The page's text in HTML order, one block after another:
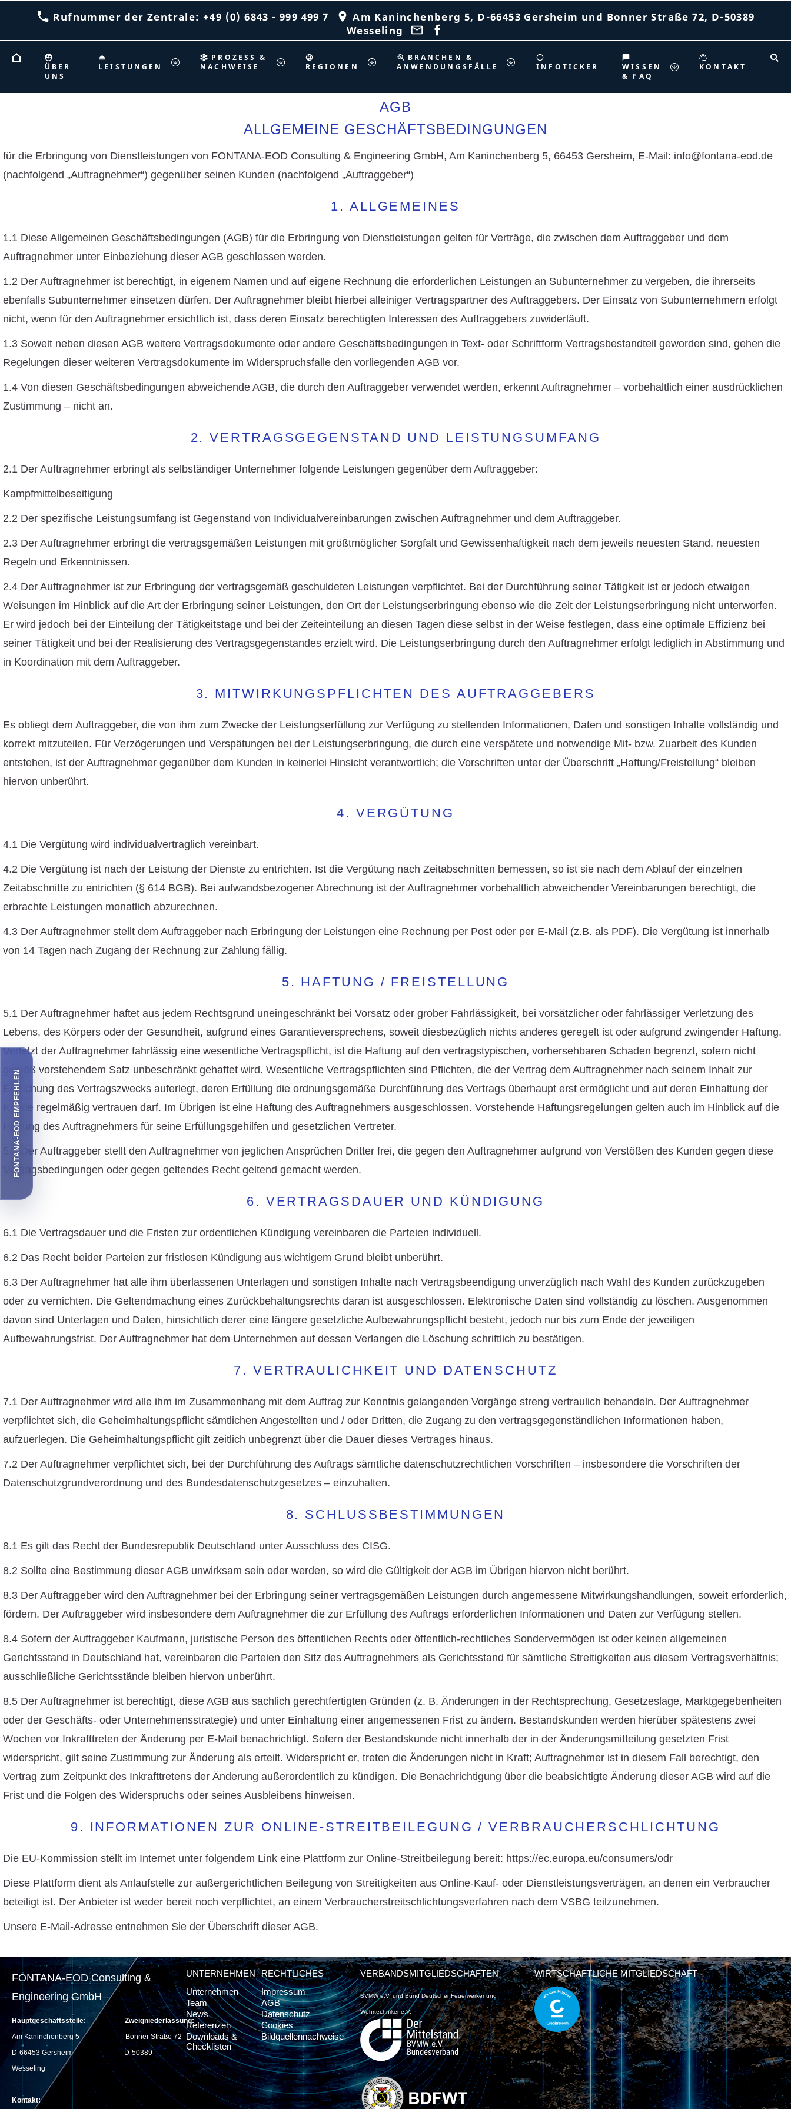
FONTANA-EOD EMPFEHLEN
Rufnummer der Zentrale: +49 (0) 6843 - 999 499 7
Am Kaninchenberg 5, D-66453 Gersheim und Bonner Straße 72, D-50389
Wesseling
ÜBER
UNS
LEISTUNGEN
PROZESS &
NACHWEISE
REGIONEN
BRANCHEN &
ANWENDUNGSFÄLLE
INFOTICKER
WISSEN
& FAQ
KONTAKT
AGB
ALLGEMEINE GESCHÄFTSBEDINGUNGEN
für die Erbringung von Dienstleistungen von FONTANA-EOD Consulting & Engineering GmbH, Am Kaninchenberg 5, 66453 Gersheim, E-Mail: info@fontana-eod.de
(nachfolgend „Auftragnehmer“) gegenüber seinen Kunden (nachfolgend „Auftraggeber“)
1. ALLGEMEINES
1.1 Diese Allgemeinen Geschäftsbedingungen (AGB) für die Erbringung von Dienstleistungen gelten für Verträge, die zwischen dem Auftraggeber und dem
Auftragnehmer unter Einbeziehung dieser AGB geschlossen werden.
1.2 Der Auftragnehmer ist berechtigt, in eigenem Namen und auf eigene Rechnung die erforderlichen Leistungen an Subunternehmer zu vergeben, die ihrerseits
ebenfalls Subunternehmer einsetzen dürfen. Der Auftragnehmer bleibt hierbei alleiniger Vertragspartner des Auftraggebers. Der Einsatz von Subunternehmern erfolgt
nicht, wenn für den Auftragnehmer ersichtlich ist, dass deren Einsatz berechtigten Interessen des Auftraggebers zuwiderläuft.
1.3 Soweit neben diesen AGB weitere Vertragsdokumente oder andere Geschäftsbedingungen in Text- oder Schriftform Vertragsbestandteil geworden sind, gehen die
Regelungen dieser weiteren Vertragsdokumente im Widerspruchsfalle den vorliegenden AGB vor.
1.4 Von diesen Geschäftsbedingungen abweichende AGB, die durch den Auftraggeber verwendet werden, erkennt Auftragnehmer – vorbehaltlich einer ausdrücklichen
Zustimmung – nicht an.
2. VERTRAGSGEGENSTAND UND LEISTUNGSUMFANG
2.1 Der Auftragnehmer erbringt als selbständiger Unternehmer folgende Leistungen gegenüber dem Auftraggeber:
Kampfmittelbeseitigung
2.2 Der spezifische Leistungsumfang ist Gegenstand von Individualvereinbarungen zwischen Auftragnehmer und dem Auftraggeber.
2.3 Der Auftragnehmer erbringt die vertragsgemäßen Leistungen mit größtmöglicher Sorgfalt und Gewissenhaftigkeit nach dem jeweils neuesten Stand, neuesten
Regeln und Erkenntnissen.
2.4 Der Auftragnehmer ist zur Erbringung der vertragsgemäß geschuldeten Leistungen verpflichtet. Bei der Durchführung seiner Tätigkeit ist er jedoch etwaigen
Weisungen im Hinblick auf die Art der Erbringung seiner Leistungen, den Ort der Leistungserbringung ebenso wie die Zeit der Leistungserbringung nicht unterworfen.
Er wird jedoch bei der Einteilung der Tätigkeitstage und bei der Zeiteinteilung an diesen Tagen diese selbst in der Weise festlegen, dass eine optimale Effizienz bei
seiner Tätigkeit und bei der Realisierung des Vertragsgegenstandes erzielt wird. Die Leistungserbringung durch den Auftragnehmer erfolgt lediglich in Abstimmung und
in Koordination mit dem Auftraggeber.
3. MITWIRKUNGSPFLICHTEN DES AUFTRAGGEBERS
Es obliegt dem Auftraggeber, die von ihm zum Zwecke der Leistungserfüllung zur Verfügung zu stellenden Informationen, Daten und sonstigen Inhalte vollständig und
korrekt mitzuteilen. Für Verzögerungen und Verspätungen bei der Leistungserbringung, die durch eine verspätete und notwendige Mit- bzw. Zuarbeit des Kunden
entstehen, ist der Auftragnehmer gegenüber dem Kunden in keinerlei Hinsicht verantwortlich; die Vorschriften unter der Überschrift „Haftung/Freistellung“ bleiben
hiervon unberührt.
4. VERGÜTUNG
4.1 Die Vergütung wird individualvertraglich vereinbart.
4.2 Die Vergütung ist nach der Leistung der Dienste zu entrichten. Ist die Vergütung nach Zeitabschnitten bemessen, so ist sie nach dem Ablauf der einzelnen
Zeitabschnitte zu entrichten (§ 614 BGB). Bei aufwandsbezogener Abrechnung ist der Auftragnehmer vorbehaltlich abweichender Vereinbarungen berechtigt, die
erbrachte Leistungen monatlich abzurechnen.
4.3 Der Auftragnehmer stellt dem Auftraggeber nach Erbringung der Leistungen eine Rechnung per Post oder per E-Mail (z.B. als PDF). Die Vergütung ist innerhalb
von 14 Tagen nach Zugang der Rechnung zur Zahlung fällig.
5. HAFTUNG / FREISTELLUNG
5.1 Der Auftragnehmer haftet aus jedem Rechtsgrund uneingeschränkt bei Vorsatz oder grober Fahrlässigkeit, bei vorsätzlicher oder fahrlässiger Verletzung des
Lebens, des Körpers oder der Gesundheit, aufgrund eines Garantieversprechens, soweit diesbezüglich nichts anderes geregelt ist oder aufgrund zwingender Haftung.
Verletzt der Auftragnehmer fahrlässig eine wesentliche Vertragspflicht, ist die Haftung auf den vertragstypischen, vorhersehbaren Schaden begrenzt, sofern nicht
gemäß vorstehendem Satz unbeschränkt gehaftet wird. Wesentliche Vertragspflichten sind Pflichten, die der Vertrag dem Auftragnehmer nach seinem Inhalt zur
Erreichung des Vertragszwecks auferlegt, deren Erfüllung die ordnungsgemäße Durchführung des Vertrags überhaupt erst ermöglicht und auf deren Einhaltung der
Kunde regelmäßig vertrauen darf. Im Übrigen ist eine Haftung des Auftragnehmers ausgeschlossen. Vorstehende Haftungsregelungen gelten auch im Hinblick auf die
Haftung des Auftragnehmers für seine Erfüllungsgehilfen und gesetzlichen Vertreter.
5.2 Der Auftraggeber stellt den Auftragnehmer von jeglichen Ansprüchen Dritter frei, die gegen den Auftragnehmer aufgrund von Verstößen des Kunden gegen diese
Vertragsbedingungen oder gegen geltendes Recht geltend gemacht werden.
6. VERTRAGSDAUER UND KÜNDIGUNG
6.1 Die Vertragsdauer und die Fristen zur ordentlichen Kündigung vereinbaren die Parteien individuell.
6.2 Das Recht beider Parteien zur fristlosen Kündigung aus wichtigem Grund bleibt unberührt.
6.3 Der Auftragnehmer hat alle ihm überlassenen Unterlagen und sonstigen Inhalte nach Vertragsbeendigung unverzüglich nach Wahl des Kunden zurückzugeben
oder zu vernichten. Die Geltendmachung eines Zurückbehaltungsrechts daran ist ausgeschlossen. Elektronische Daten sind vollständig zu löschen. Ausgenommen
davon sind Unterlagen und Daten, hinsichtlich derer eine längere gesetzliche Aufbewahrungspflicht besteht, jedoch nur bis zum Ende der jeweiligen
Aufbewahrungsfrist. Der Auftragnehmer hat dem Unternehmen auf dessen Verlangen die Löschung schriftlich zu bestätigen.
7. VERTRAULICHKEIT UND DATENSCHUTZ
7.1 Der Auftragnehmer wird alle ihm im Zusammenhang mit dem Auftrag zur Kenntnis gelangenden Vorgänge streng vertraulich behandeln. Der Auftragnehmer
verpflichtet sich, die Geheimhaltungspflicht sämtlichen Angestellten und / oder Dritten, die Zugang zu den vertragsgegenständlichen Informationen haben,
aufzuerlegen. Die Geheimhaltungspflicht gilt zeitlich unbegrenzt über die Dauer dieses Vertrages hinaus.
7.2 Der Auftragnehmer verpflichtet sich, bei der Durchführung des Auftrags sämtliche datenschutzrechtlichen Vorschriften – insbesondere die Vorschriften der
Datenschutzgrundverordnung und des Bundesdatenschutzgesetzes – einzuhalten.
8. SCHLUSSBESTIMMUNGEN
8.1 Es gilt das Recht der Bundesrepublik Deutschland unter Ausschluss des CISG.
8.2 Sollte eine Bestimmung dieser AGB unwirksam sein oder werden, so wird die Gültigkeit der AGB im Übrigen hiervon nicht berührt.
8.3 Der Auftraggeber wird den Auftragnehmer bei der Erbringung seiner vertragsgemäßen Leistungen durch angemessene Mitwirkungshandlungen, soweit erforderlich,
fördern. Der Auftraggeber wird insbesondere dem Auftragnehmer die zur Erfüllung des Auftrags erforderlichen Informationen und Daten zur Verfügung stellen.
8.4 Sofern der Auftraggeber Kaufmann, juristische Person des öffentlichen Rechts oder öffentlich-rechtliches Sondervermögen ist oder keinen allgemeinen
Gerichtsstand in Deutschland hat, vereinbaren die Parteien den Sitz des Auftragnehmers als Gerichtsstand für sämtliche Streitigkeiten aus diesem Vertragsverhältnis;
ausschließliche Gerichtsstände bleiben hiervon unberührt.
8.5 Der Auftragnehmer ist berechtigt, diese AGB aus sachlich gerechtfertigten Gründen (z. B. Änderungen in der Rechtsprechung, Gesetzeslage, Marktgegebenheiten
oder der Geschäfts- oder Unternehmensstrategie) und unter Einhaltung einer angemessenen Frist zu ändern. Bestandskunden werden hierüber spätestens zwei
Wochen vor Inkrafttreten der Änderung per E-Mail benachrichtigt. Sofern der Bestandskunde nicht innerhalb der in der Änderungsmitteilung gesetzten Frist
widerspricht, gilt seine Zustimmung zur Änderung als erteilt. Widerspricht er, treten die Änderungen nicht in Kraft; Auftragnehmer ist in diesem Fall berechtigt, den
Vertrag zum Zeitpunkt des Inkrafttretens der Änderung außerordentlich zu kündigen. Die Benachrichtigung über die beabsichtigte Änderung dieser AGB wird auf die
Frist und die Folgen des Widerspruchs oder seines Ausbleibens hinweisen.
9. INFORMATIONEN ZUR ONLINE-STREITBEILEGUNG / VERBRAUCHERSCHLICHTUNG
Die EU-Kommission stellt im Internet unter folgendem Link eine Plattform zur Online-Streitbeilegung bereit: https://ec.europa.eu/consumers/odr
Diese Plattform dient als Anlaufstelle zur außergerichtlichen Beilegung von Streitigkeiten aus Online-Kauf- oder Dienstleistungsverträgen, an denen ein Verbraucher
beteiligt ist. Der Anbieter ist weder bereit noch verpflichtet, an einem Verbraucherstreitschlichtungsverfahren nach dem VSBG teilzunehmen.
Unsere E-Mail-Adresse entnehmen Sie der Überschrift dieser AGB.
FONTANA-EOD Consulting &
Engineering GmbH
Hauptgeschäftsstelle:
Zweigniederlassung:
Am Kaninchenberg 5 Bonner Straße 72
D-66453 GersheimD-50389
Wesseling
Kontakt:
UNTERNEHMEN
Unternehmen
Team
News
Referenzen
Downloads &
Checklisten
RECHTLICHES
Impressum
AGB
Datenschutz
Cookies
Bildquellennachweise
VERBANDSMITGLIEDSCHAFTEN
BVMW e.V. und Bund Deutscher Feuerwerker und
Wehrtechniker e.V.
WIRTSCHAFTLICHE MITGLIEDSCHAFT